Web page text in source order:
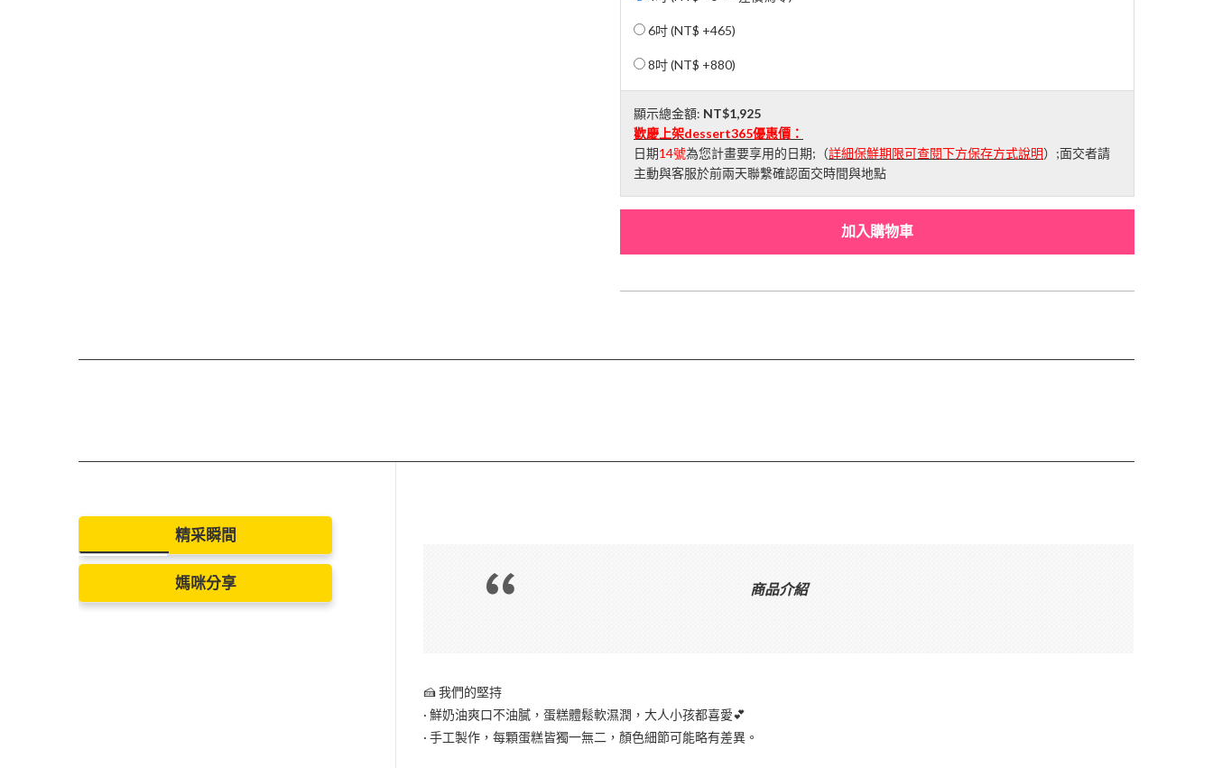
6吋 (NT$ +465)
8吋 (NT$ +880)
顯示總金額: NT$1,925
歡慶上架dessert365優惠價：
日期14號為您計畫要享用的日期;（詳細保鮮期限可查閱下方保存方式說明）;面交者請
主動與客服於前兩天聯繫確認面交時間與地點
加入購物車
精采瞬間
媽咪分享 商品介紹
🍰 我們的堅持
· 鮮奶油爽口不油膩，蛋糕體鬆軟濕潤，大人小孩都喜愛💕
· 手工製作，每顆蛋糕皆獨一無二，顏色細節可能略有差異。